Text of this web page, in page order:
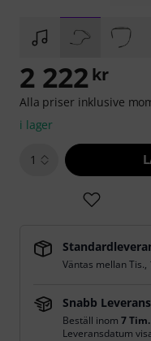
2 222 kr
Alla priser inklusive
i lager
1
Väntas mellanTis.,
Snabb Leverans
Beställ inom 7
Leveransdatum